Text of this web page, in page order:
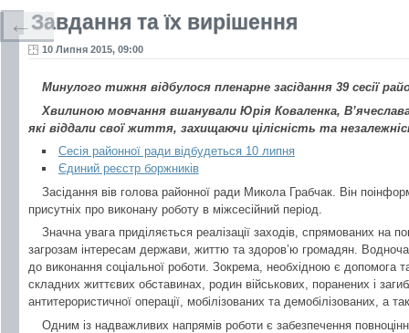
Завдання та їх вирішення
10 Липня 2015, 09:00
Минулого тижня відбулося пленарне засідання 39 сесії
Хвилиною мовчання вшанували Юрія Коваленка,
які віддали свої життя, захищаючи цілісність та
Сесія районної ради відбудеться 10 липня
Єдиний реєстр боржників
Засідання вів голова районної ради Микола Грабчак. Він
присутніх про виконану роботу в міжсесійний період.
Значна увага приділяється реалізації заходів, спрямованих на
загрозам інтересам держави, життю та здоров’ю громадян.
до виконання соціальної роботи. Зокрема, необхідною є допомога
складних життєвих обставинах, родин військових, поранених і
антитерористичної операції, мобілізованих та демобілізованих, а
Одним із надважливих напрямів роботи є забезпечення
←